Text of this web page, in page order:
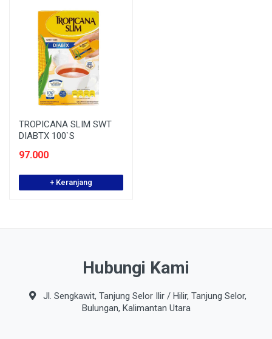
TROPICANA SLIM SWT
DIABTX 100`S
97.000
+ Keranjang
Hubungi Kami
Jl. Sengkawit, Tanjung Selor Ilir / Hilir, Tanjung Selor,
Bulungan, Kalimantan Utara